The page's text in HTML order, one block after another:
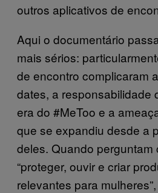
outros aplicativos de
Aqui o documentário
mais sérios:
de encontro complicaram
dates, a responsabilidade
era do #MeToo e a
que se expandiu desde a
deles. Quando perguntam
“proteger, ouvir e criar
relevantes para